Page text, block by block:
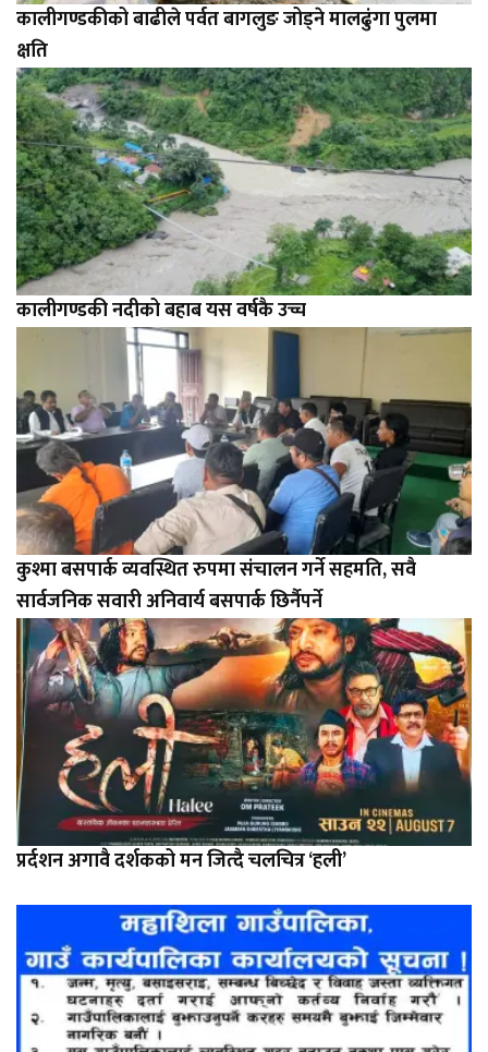
कालीगण्डकीको बाढीले पर्वत बागलुङ जोड्ने मालढुंगा पुलमा
क्षति
कालीगण्डकी नदीको बहाब यस वर्षकै उच्च
कुश्मा बसपार्क व्यवस्थित रुपमा संचालन गर्ने सहमति, सवै
सार्वजनिक सवारी अनिवार्य बसपार्क छिर्नैपर्ने
प्रर्दशन अगावै दर्शकको मन जित्दै चलचित्र ‘हली’